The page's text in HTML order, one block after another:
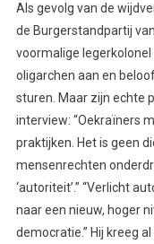
Als gevolg van de
de Burgerstandpartij
voormalige legerkolonel
oligarchen aan en
sturen. Maar zijn echte
interview: “Oekraïners
praktijken. Het is geen
mensenrechten
‘autoriteit’.” “Verlicht
naar een nieuw, hoger
democratie.” Hij kreeg